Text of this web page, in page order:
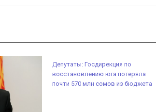
Депутаты: Госдирекция по
восстановлению юга потеряла
почти 570 млн сомов из бюджета